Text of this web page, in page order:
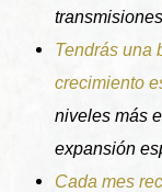
Tendrás una
crecimiento
niveles más
expansión
Cada mes